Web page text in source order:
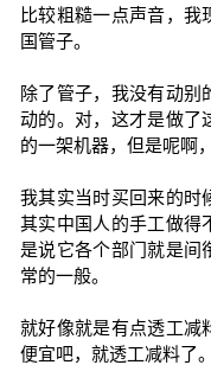
比较粗糙一点声音，
国管子。
除了管子，我没有动别
动的。对，这才是做了
的一架机器，但是呢啊
我其实当时买回来的时
其实中国人的手工做得
是说它各个部门就是间
常的一般。
就好像就是有点透工减
便宜吧，就透工减料了。